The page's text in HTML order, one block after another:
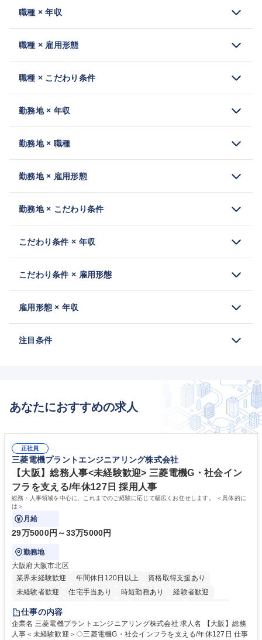
職種 × 年収
職種 × 雇用形態
職種 × こだわり条件
勤務地 × 年収
勤務地 × 職種
勤務地 × 雇用形態
勤務地 × こだわり条件
こだわり条件 × 年収
こだわり条件 × 雇用形態
雇用形態 × 年収
注目条件
あなたにおすすめの求人
正社員
三菱電機プラントエンジニアリング株式会社
【大阪】総務人事<未経験歓迎> 三菱電機G・社会イン
フラを支える/年休127日 採用人事
総務・人事領域を中心に、これまでのご経験に応じて幅広くお任せします。 ＜具体的に
は＞
月給
29万5000円～33万5000円
勤務地
大阪府大阪市北区
業界未経験歓迎
年間休日120日以上
資格取得支援あり
未経験者歓迎
住宅手当あり 時短勤務あり
経験者歓迎
退職金あり
駅近5分以内
土日祝休み 服装自由 寮・社宅あり 食事補助あり
仕事の内容
企業名 三菱電機プラントエンジニアリング株式会社 求人名 【大阪】総務
人事＜未経験歓迎＞◇三菱電機G・社会インフラを支える/年休127日 仕事